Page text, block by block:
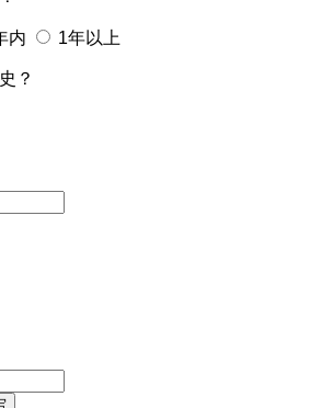
内 1年以上
？